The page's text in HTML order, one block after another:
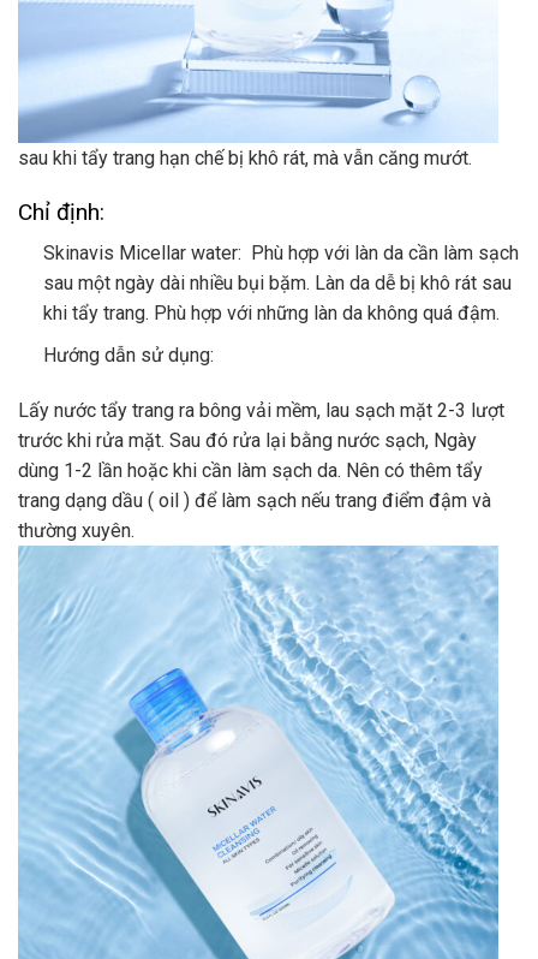
sau khi tẩy trang hạn chế bị khô rát, mà vẫn căng mướt.
Chỉ định:
Skinavis Micellar water: Phù hợp với làn da cần làm sạch
sau một ngày dài nhiều bụi bặm. Làn da dễ bị khô rát sau
khi tẩy trang. Phù hợp với những làn da không quá đậm.
Hướng dẫn sử dụng:
Lấy nước tẩy trang ra bông vải mềm, lau sạch mặt 2-3 lượt
trước khi rửa mặt. Sau đó rửa lại bằng nước sạch, Ngày
dùng 1-2 lần hoặc khi cần làm sạch da. Nên có thêm tẩy
trang dạng dầu ( oil ) để làm sạch nếu trang điểm đậm và
thường xuyên.